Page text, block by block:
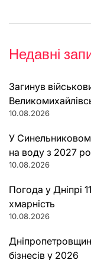
Недавні
Загинув
10.08.2026
У
на воду з 2027
10.08.2026
Погода у Дніпрі
хмарність
10.08.2026
бізнесів у 2026